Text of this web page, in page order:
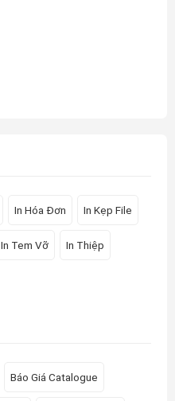
In Hóa Đơn In Kẹp File
In Tem Vỡ In Thiệp
Báo Giá Catalogue